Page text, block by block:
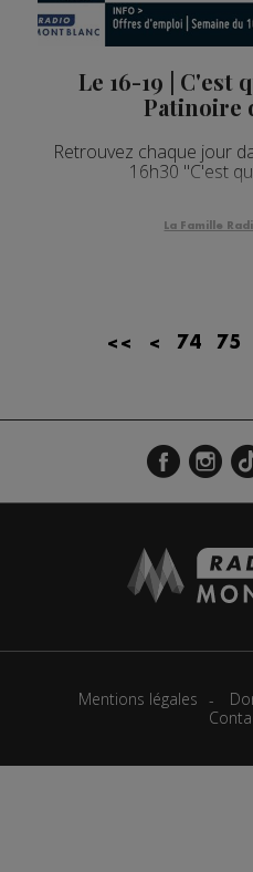
Le 16-19 | C'est
Patinoire
Retrouvez chaque jour
16h30 "C'est
La Famille
<< < 74 75
Mentions légales